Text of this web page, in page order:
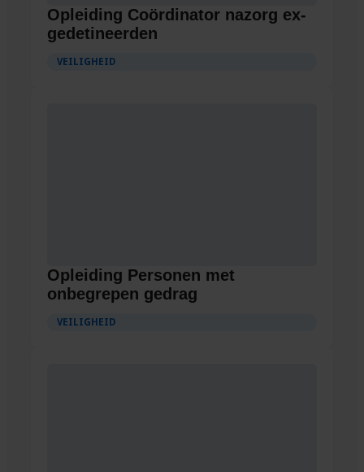
Opleiding Coördinator nazorg ex-
gedetineerden
VEILIGHEID
Opleiding Personen met
onbegrepen gedrag
VEILIGHEID